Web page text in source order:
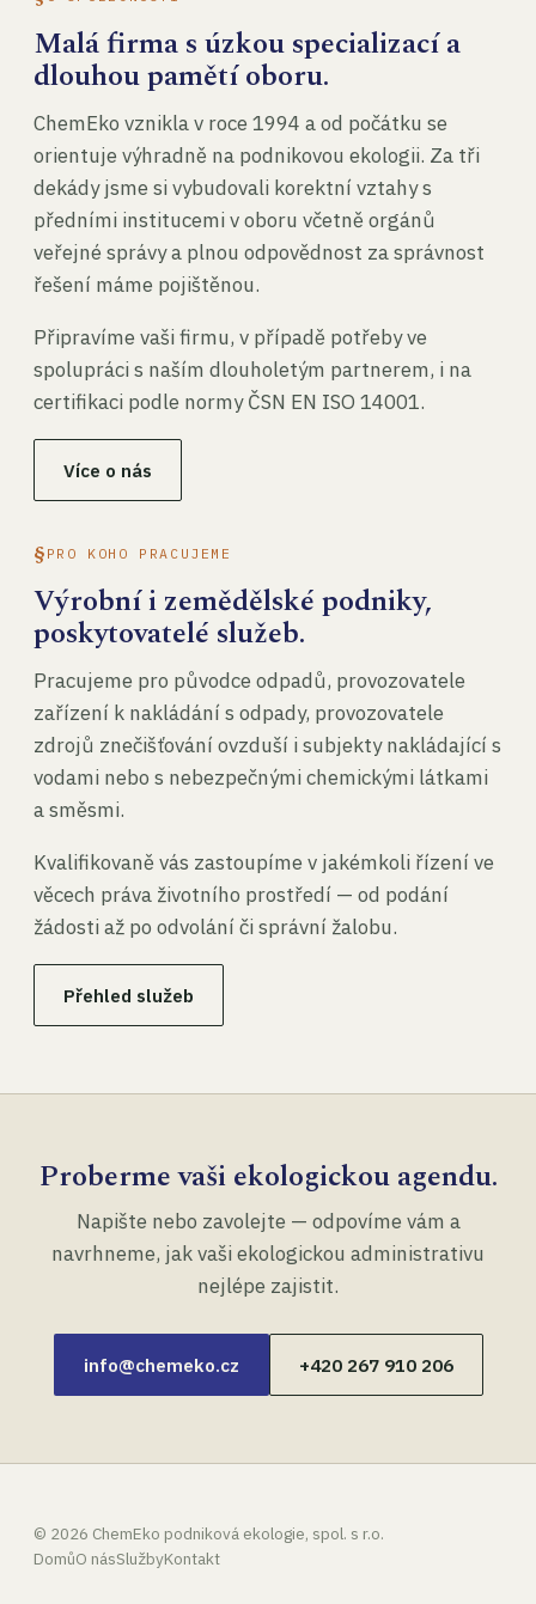
Malá firma s úzkou specializací a
dlouhou pamětí oboru.
ChemEko vznikla v roce 1994 a od počátku se
orientuje výhradně na podnikovou ekologii. Za tři
dekády jsme si vybudovali korektní vztahy s
předními institucemi v oboru včetně orgánů
veřejné správy a plnou odpovědnost za správnost
řešení máme pojištěnou.
Připravíme vaši firmu, v případě potřeby ve
spolupráci s naším dlouholetým partnerem, i na
certifikaci podle normy ČSN EN ISO 14001.
Více o nás
PRO KOHO PRACUJEME
Výrobní i zemědělské podniky,
poskytovatelé služeb.
Pracujeme pro původce odpadů, provozovatele
zařízení k nakládání s odpady, provozovatele
zdrojů znečišťování ovzduší i subjekty nakládající s
vodami nebo s nebezpečnými chemickými látkami
a směsmi.
Kvalifikovaně vás zastoupíme v jakémkoli řízení ve
věcech práva životního prostředí — od podání
žádosti až po odvolání či správní žalobu.
Přehled služeb
Proberme vaši ekologickou agendu.
Napište nebo zavolejte — odpovíme vám a
navrhneme, jak vaši ekologickou administrativu
nejlépe zajistit.
info@chemeko.cz +420 267 910 206
© 2026 ChemEko podniková ekologie, spol. s r.o.
DomůO násSlužbyKontakt